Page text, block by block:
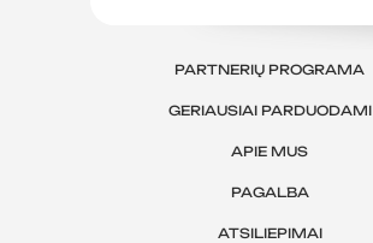
PARTNERIŲ PROGRAMA
GERIAUSIAI PARDUODAMI
APIE MUS
PAGALBA
ATSILIEPIMAI